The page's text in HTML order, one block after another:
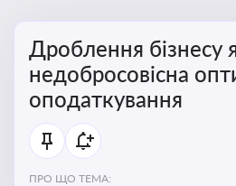
Дроблення бізнесу
недобросовісна
оподаткування
ПРО ЩО ТЕМА: